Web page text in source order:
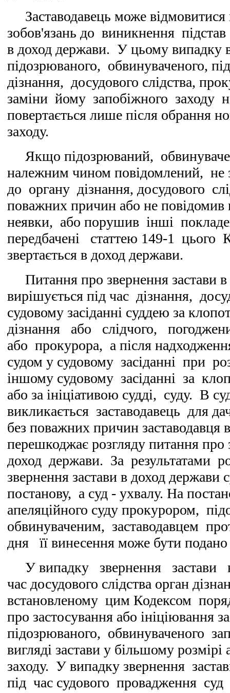
Заставодавець може відмовитися
зобов'язань до виникнення підстав
в доход держави. У цьому випадку
підозрюваного, обвинуваченого,
дізнання, досудового слідства,
заміни йому запобіжного заходу
повертається лише після обрання
заходу.
Якщо підозрюваний,
належним чином повідомлений, не
до органу дізнання, досудового
поважних причин або не повідомив
неявки, або порушив інші
передбачені статтею 149-1 цього
звертається в доход держави.
Питання про звернення застави
вирішується під час дізнання,
судовому засіданні суддею за
дізнання або слідчого,
або прокурора, а після
судом у судовому засіданні при
іншому судовому засіданні за
або за ініціативою судді, суду. В
викликається заставодавець для
без поважних причин заставодавця
перешкоджає розгляду питання про
доход держави. За результатами
звернення застави в доход держави
постанову, а суд - ухвалу. На
апеляційного суду прокурором,
обвинуваченим, заставодавцем
дня її винесення може бути
У випадку звернення застави
час досудового слідства орган
встановленому цим Кодексом
про застосування або ініціювання
підозрюваного, обвинуваченого
вигляді застави у більшому
заходу. У випадку звернення
під час судового провадження